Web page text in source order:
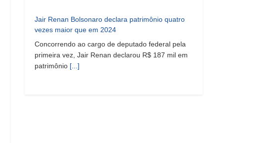
Jair Renan Bolsonaro declara patrimônio quatro
vezes maior que em 2024
Concorrendo ao cargo de deputado federal pela
primeira vez, Jair Renan declarou R$ 187 mil em
patrimônio [...]